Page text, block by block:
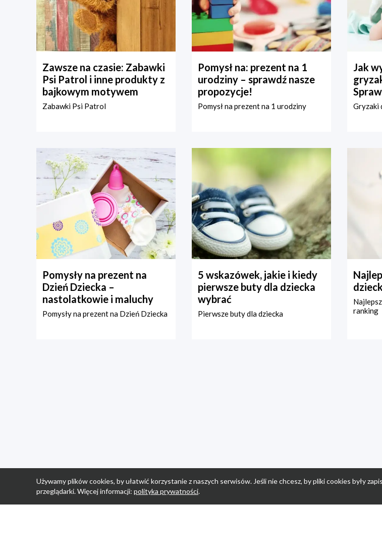
Zawsze na czasie: Zabawki
Psi Patrol i inne produkty z
bajkowym motywem
Zabawki Psi Patrol
Pomysł na: prezent na 1
urodziny – sprawdź nasze
propozycje!
Pomysł na prezent na 1 urodziny
Jak
Gryzaki
Pomysły na prezent na
Dzień Dziecka –
nastolatkowie i maluchy
Pomysły na prezent na Dzień Dziecka
5 wskazówek, jakie i kiedy
pierwsze buty dla dziecka
wybrać
Pierwsze buty dla dziecka
ranking
Używamy plików cookies, by ułatwić korzystanie z naszych serwisów. Jeśli nie chcesz, by pliki cookies były
przeglądarki. Więcej informacji: polityka prywatności.